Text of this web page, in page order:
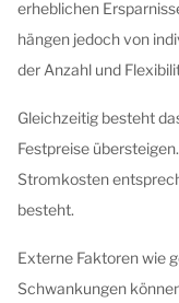
erheblichen
hängen jedoch von
der Anzahl und
Gleichzeitig besteht
Festpreise
Stromkosten
besteht.
Externe Faktoren wie
Schwankungen